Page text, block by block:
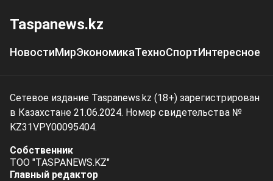
Taspanews.kz
НовостиМирЭкономикаТехноСпортИнтересное
Сетевое издание Taspanews.kz (18+) зарегистрирован
в Казахстане 21.06.2024. Номер свидетельства №
KZ31VPY00095404.
Собственник
ТОО "TASPANEWS.KZ"
Главный редактор